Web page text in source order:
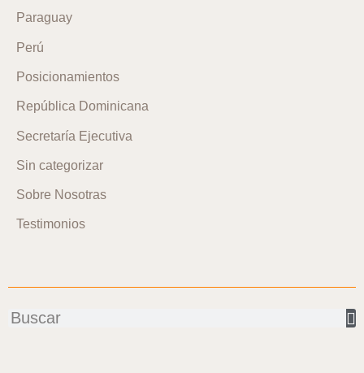
Paraguay
Perú
Posicionamientos
República Dominicana
Secretaría Ejecutiva
Sin categorizar
Sobre Nosotras
Testimonios
Buscar